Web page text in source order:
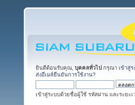
ยินดีต้อนรับคุณ, บุคคลทั่วไป กรุณา เข้าสู่
ส่งอีเมล์ยืนยันการใช้งาน?
เข้าสู่ระบบด้วยชื่อผู้ใช้ รหัสผ่าน และระยะ